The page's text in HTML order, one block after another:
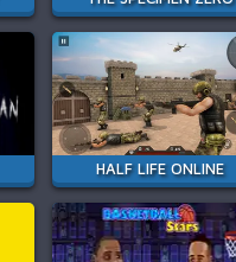
HALF LIFE ONLINE